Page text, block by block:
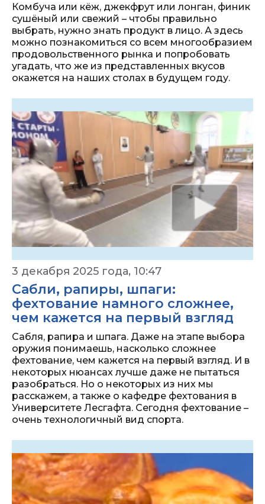
Комбуча или кёж, джекфрут или лонган, финик
сушёный или свежий – чтобы правильно
выбрать, нужно знать продукт в лицо. А здесь
можно познакомиться со всем многообразием
продовольственного рынка и попробовать
угадать, что же из представленных вкусов
окажется на наших столах в будущем году.
3 декабря 2025 года, 10:47
Сабли, рапиры, шпаги:
фехтование намного сложнее,
чем кажется на первый взгляд
Сабля, рапира и шпага. Даже на этапе выбора
оружия понимаешь, насколько сложнее
фехтование, чем кажется на первый взгляд. И в
некоторых нюансах лучше даже не пытаться
разобраться. Но о некоторых из них мы
расскажем, а также о кафедре фехтования в
Университете Лесгафта. Сегодня фехтование –
очень технологичный вид спорта.